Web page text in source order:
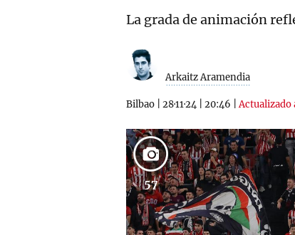
La grada de animación
Arkaitz Aramendia
Bilbao 28·11·24 20:46 |Actualizado
57